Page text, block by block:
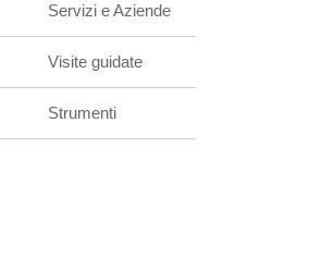
Servizi e Aziende
Visite guidate
Strumenti